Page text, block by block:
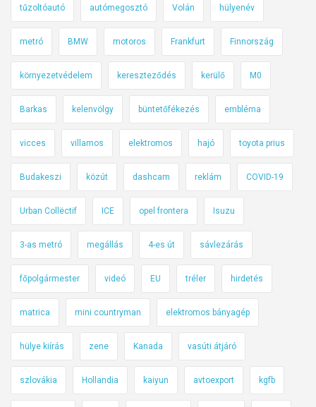
tűzoltóautó autómegosztó Volán hülyenév
metró BMW motoros Frankfurt Finnország
környezetvédelem kereszteződés kerülő M0
Barkas kelenvölgy büntetőfékezés embléma
vicces villamos elektromos hajó toyota prius
Budakeszi közút dashcam reklám COVID-19
Urban Collëctif ICE opel frontera Isuzu
3-as metró megállás 4-es út sávlezárás
főpolgármester videó EU tréler hirdetés
matrica mini countryman elektromos bányagép
hülye kiírás zene Kanada vasúti átjáró
szlovákia Hollandia kaiyun avtoexport kgfb